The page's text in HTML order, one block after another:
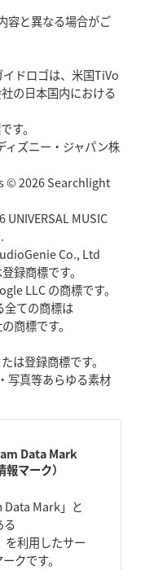
容と異なる場合がご
ドロゴは、米国TiVo
の日本国内における
す。
ィズニー・ジャパン株
© 2026 Searchlight
MUSIC
Co., Ltd
録商標です。
LLC の商標です。
ての商標は
商標です。
は登録商標です。
写真等あらゆる素材
Data Mark
報マーク）
Mark」と
る
利用したサー
クです。